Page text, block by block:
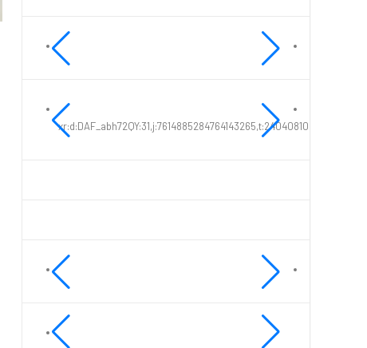
xr:d:DAF_abh72QY:31,j:7614885284764143265,t:24040810